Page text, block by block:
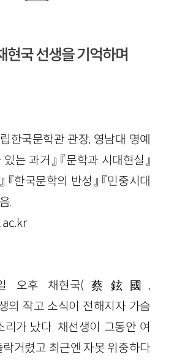
현국 선생을 기억하며
한국문학관 관장, 영남대 명예
는 과거』 『문학과 시대현실』
『한국문학의 반성』 『민중시대
.
오후 채현국(蔡鉉國,
의 작고 소식이 전해지자 가슴
리가 났다. 채선생이 그동안 여
거렸고 최근엔 자못 위중하다